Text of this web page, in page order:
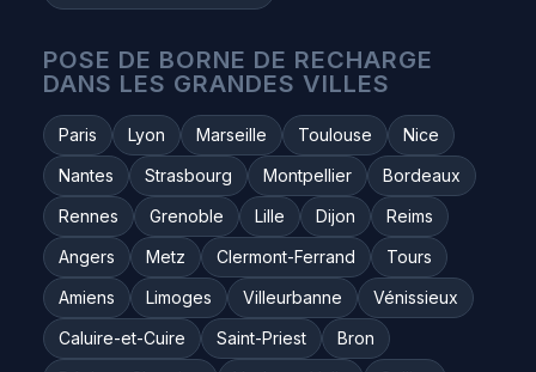
POSE DE BORNE DE RECHARGE
DANS LES GRANDES VILLES
Paris Lyon Marseille Toulouse
Nice
Nantes
Strasbourg Montpellier
Bordeaux
Rennes
Grenoble Lille Dijon
Reims
Angers
Metz Clermont-Ferrand
Tours
Amiens
Limoges Villeurbanne
Vénissieux
Caluire-et-Cuire
Saint-Priest
Bron